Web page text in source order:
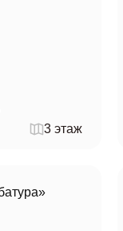
3 этаж